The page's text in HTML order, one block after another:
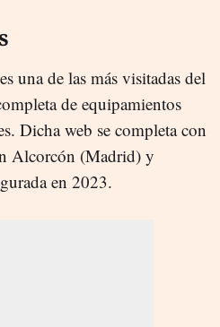
es una de las más visitadas del
de equipamientos
Dicha web se completa con
Alcorcón (Madrid) y
en 2023.